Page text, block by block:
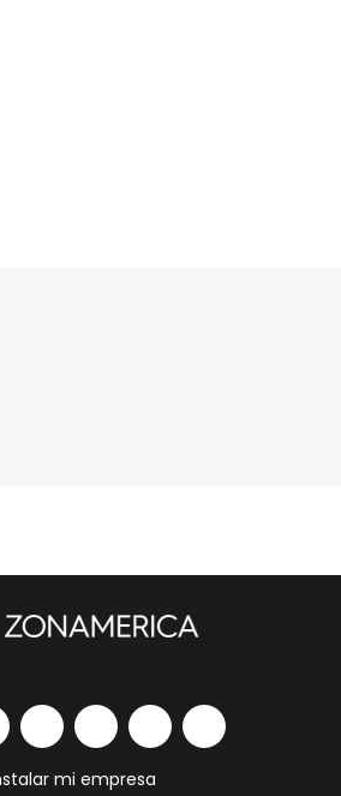
mi empresa